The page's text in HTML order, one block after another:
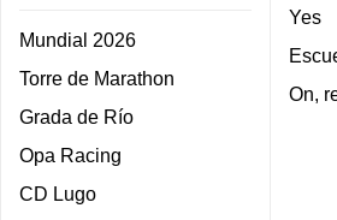
Mundial 2026
Torre de Marathon
Grada de Río
Opa Racing
CD Lugo
Yes
On,